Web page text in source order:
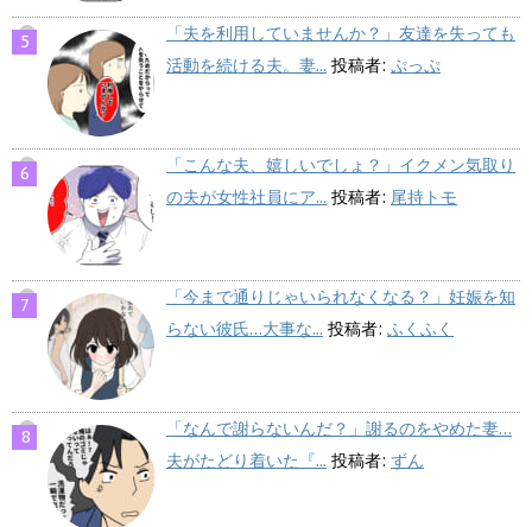
「夫を利用していませんか？」友達を失っても
活動を続ける夫。妻... 投稿者: ぷっぷ
「こんな夫、嬉しいでしょ？」イクメン気取り
の夫が女性社員にア... 投稿者: 尾持トモ
「今まで通りじゃいられなくなる？」妊娠を知
らない彼氏…大事な... 投稿者: ふくふく
「なんで謝らないんだ？」謝るのをやめた妻…
夫がたどり着いた『... 投稿者: ずん